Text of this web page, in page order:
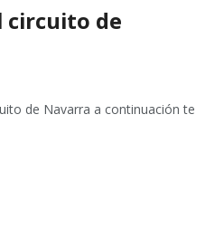
circuito de
de Navarra a continuación te